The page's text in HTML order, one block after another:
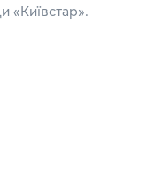
«Київстар».